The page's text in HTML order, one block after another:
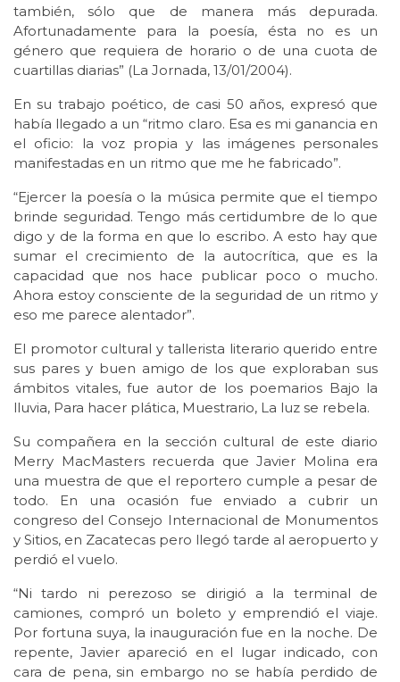
también, sólo que de manera más depurada.
Afortunadamente para la poesía, ésta no es un
género que requiera de horario o de una cuota de
cuartillas diarias” (La Jornada, 13/01/2004).
En su trabajo poético, de casi 50 años, expresó que
había llegado a un “ritmo claro. Esa es mi ganancia en
el oficio: la voz propia y las imágenes personales
manifestadas en un ritmo que me he fabricado”.
“Ejercer la poesía o la música permite que el tiempo
brinde seguridad. Tengo más certidumbre de lo que
digo y de la forma en que lo escribo. A esto hay que
sumar el crecimiento de la autocrítica, que es la
capacidad que nos hace publicar poco o mucho.
Ahora estoy consciente de la seguridad de un ritmo y
eso me parece alentador”.
El promotor cultural y tallerista literario querido entre
sus pares y buen amigo de los que exploraban sus
ámbitos vitales, fue autor de los poemarios Bajo la
lluvia, Para hacer plática, Muestrario, La luz se rebela.
Su compañera en la sección cultural de este diario
Merry MacMasters recuerda que Javier Molina era
una muestra de que el reportero cumple a pesar de
todo. En una ocasión fue enviado a cubrir un
congreso del Consejo Internacional de Monumentos
y Sitios, en Zacatecas pero llegó tarde al aeropuerto y
perdió el vuelo.
“Ni tardo ni perezoso se dirigió a la terminal de
camiones, compró un boleto y emprendió el viaje.
Por fortuna suya, la inauguración fue en la noche. De
repente, Javier apareció en el lugar indicado, con
cara de pena, sin embargo no se había perdido de